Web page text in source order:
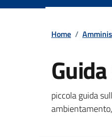
Home /
Dettagli
piccola guida
ambientamento,